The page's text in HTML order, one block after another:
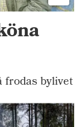
frodas bylivet